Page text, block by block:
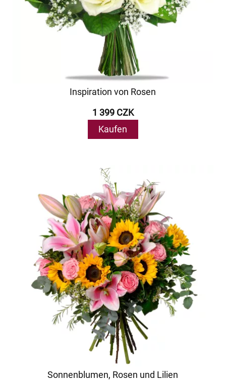
Inspiration von Rosen
1 399 CZK
Kaufen
Sonnenblumen, Rosen und Lilien